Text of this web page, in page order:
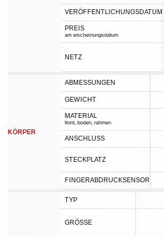
VERÖFFENTLICHUNGSDATUM
PREIS
am erscheinungsdatum
NETZ
KÖRPER
ABMESSUNGEN
GEWICHT
MATERIAL
front, boden, rahmen
ANSCHLUSS
STECKPLATZ
FINGERABDRUCKSENSOR
TYP
GRÖSSE